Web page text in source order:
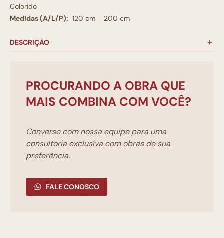
Colorido
Medidas (A/L/P): 120 cm 200 cm
DESCRIÇÃO
PROCURANDO A OBRA QUE
MAIS COMBINA COM VOCÊ?
Converse com nossa equipe para uma
consultoria exclusíva com obras de sua
preferência.
FALE CONOSCO